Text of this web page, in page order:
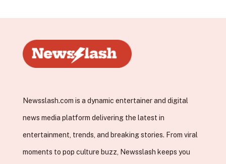
Newsslash.com is a dynamic entertainer and digital
news media platform delivering the latest in
entertainment, trends, and breaking stories. From viral
moments to pop culture buzz, Newsslash keeps you